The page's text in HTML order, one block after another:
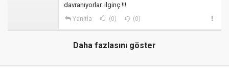
davranıyorlar. ilginç !!!
Yanıtla (0) (0)
Daha fazlasını göster